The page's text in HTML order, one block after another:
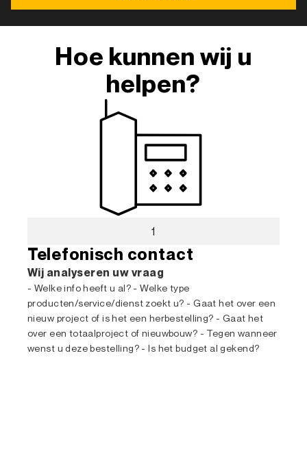
Hoe kunnen wij u
helpen?
1
Telefonisch contact
Wij analyseren uw vraag
- Welke info heeft u al? - Welke type
producten/service/dienst zoekt u? - Gaat het over een
nieuw project of is het een herbestelling? - Gaat het
over een totaalproject of nieuwbouw? - Tegen wanneer
wenst u deze bestelling? - Is het budget al gekend?